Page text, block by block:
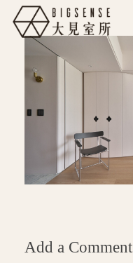
Add a Comment